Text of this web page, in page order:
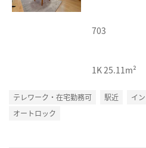
703
1K25.11m²
テレワーク・在宅勤務可 駅近 イ
オートロック